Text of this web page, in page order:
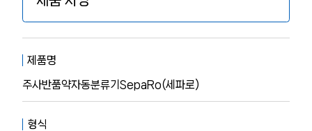
제품명
주사반품약자동분류기SepaRo(세파로)
형식